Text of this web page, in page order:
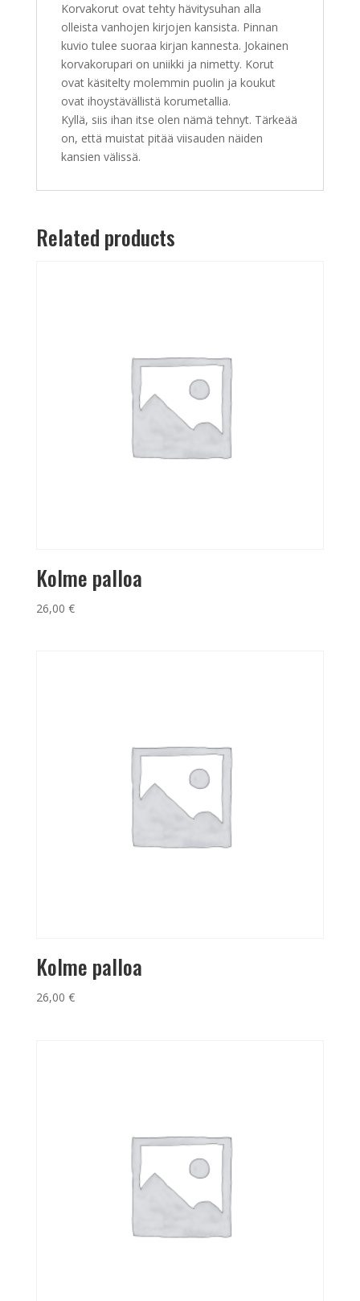
Korvakorut ovat tehty hävitysuhan alla
olleista vanhojen kirjojen kansista. Pinnan
kuvio tulee suoraa kirjan kannesta. Jokainen
korvakorupari on uniikki ja nimetty. Korut
ovat käsitelty molemmin puolin ja koukut
ovat ihoystävällistä korumetallia.
Kyllä, siis ihan itse olen nämä tehnyt. Tärkeää
on, että muistat pitää viisauden näiden
kansien välissä.
Related products
Kolme palloa
26,00 €
Kolme palloa
26,00 €